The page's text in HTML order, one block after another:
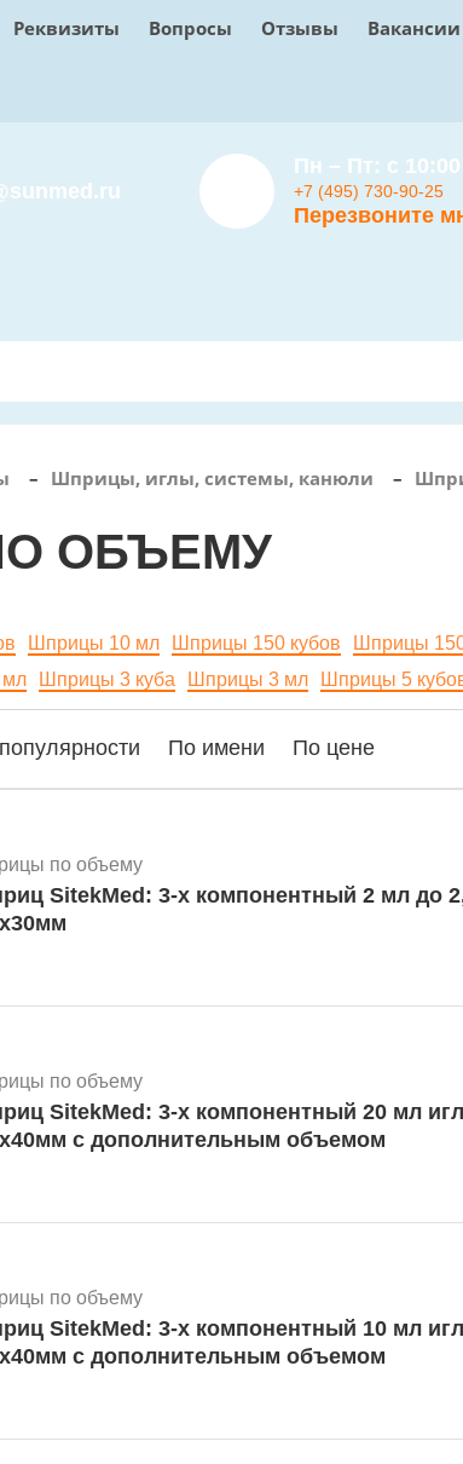
Реквизиты Вопросы Отзывы Вакансии
Пн – Пт: с
+7 (495) 730-90-25
Перезвоните
– Шприцы, иглы, системы, канюли –
ОБЪЕМУ
Шприцы 10 мл Шприцы 150 кубов Шприцы
Шприцы 3 куба Шприцы 3 мл Шприцы 5
По имени По цене
по объему
SitekMed: 3-х компонентный 2 мл до
по объему
3-х компонентный 20 мл игла
с дополнительным объемом
по объему
3-х компонентный 10 мл игла
с дополнительным объемом